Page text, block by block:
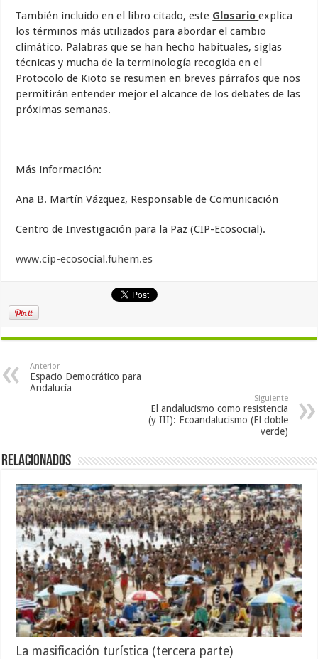
También incluido en el libro citado, este Glosario explica
los términos más utilizados para abordar el cambio
climático. Palabras que se han hecho habituales, siglas
técnicas y mucha de la terminología recogida en el
Protocolo de Kioto se resumen en breves párrafos que nos
permitirán entender mejor el alcance de los debates de las
próximas semanas.
Más información:
Ana B. Martín Vázquez, Responsable de Comunicación
Centro de Investigación para la Paz (CIP-Ecosocial).
www.cip-ecosocial.fuhem.es
Anterior
Espacio Democrático para
Andalucía
Siguiente
El andalucismo como resistencia
(y III): Ecoandalucismo (El doble
verde)
Relacionados
La masificación turística (tercera parte)